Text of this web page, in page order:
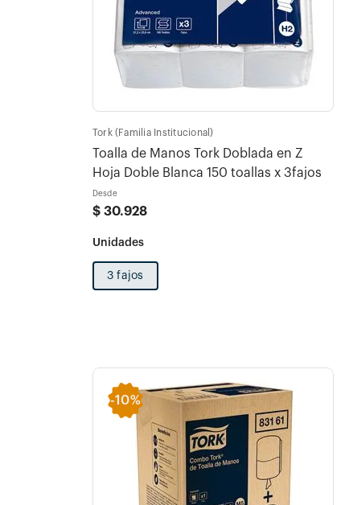
Tork (Familia Institucional)
Toalla de Manos Tork Doblada en Z
Hoja Doble Blanca 150 toallas x 3fajos
Desde
$ 30.928
3 fajos
-10%